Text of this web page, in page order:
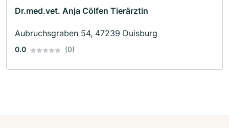
Dr.med.vet. Anja Cölfen Tierärztin
Aubruchsgraben 54, 47239 Duisburg
0.0 (0)